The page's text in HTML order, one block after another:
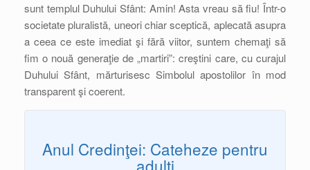
sunt templul Duhului Sfânt: Amin! Asta vreau să fiu! Într-o
societate pluralistă, uneori chiar sceptică, aplecată asupra
a ceea ce este imediat şi fără viitor, suntem chemaţi să
fim o nouă generaţie de „martiri”: creştini care, cu curajul
Duhului Sfânt, mărturisesc Simbolul apostolilor în mod
transparent şi coerent.
Anul Credinţei: Cateheze pentru
adulţi